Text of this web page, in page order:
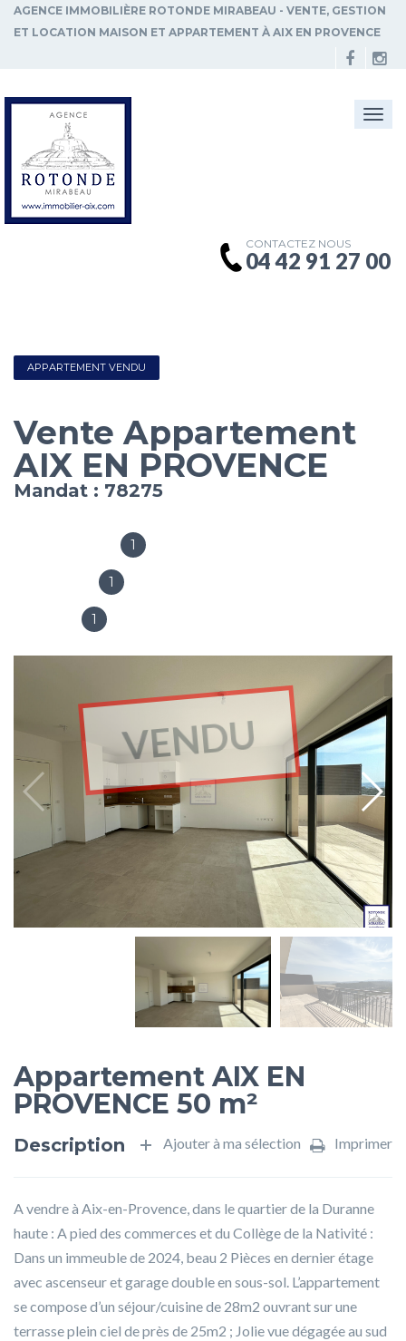
AGENCE IMMOBILIÈRE ROTONDE MIRABEAU - VENTE, GESTION
ET LOCATION MAISON ET APPARTEMENT À AIX EN PROVENCE
CONTACTEZ NOUS
04 42 91 27 00
APPARTEMENT VENDU
Vente Appartement
AIX EN PROVENCE
Mandat : 78275
1
1
1
VENDU
Appartement AIX EN
PROVENCE 50 m²
Description Imprimer
Ajouter à ma sélection
A vendre à Aix-en-Provence, dans le quartier de la Duranne
haute : A pied des commerces et du Collège de la Nativité :
Dans un immeuble de 2024, beau 2 Pièces en dernier étage
avec ascenseur et garage double en sous-sol. L’appartement
se compose d’un séjour/cuisine de 28m2 ouvrant sur une
terrasse plein ciel de près de 25m2 ; Jolie vue dégagée au sud